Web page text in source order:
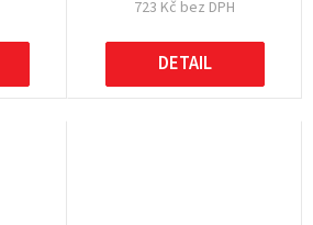
723 Kč bez DPH
DETAIL